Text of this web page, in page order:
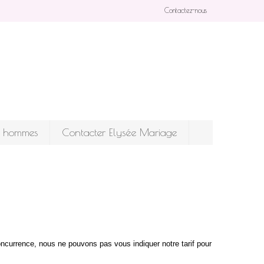
Contactez-nous
Contacter Elysée Mariage
nous ne pouvons pas vous indiquer notre tarif pour